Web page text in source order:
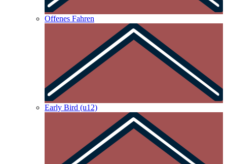
Offenes Fahren
Early Bird (u12)